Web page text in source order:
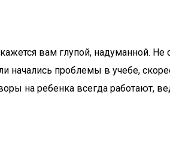
вам глупой, надуманной. Не
проблемы в учебе,
на ребенка всегда работают,